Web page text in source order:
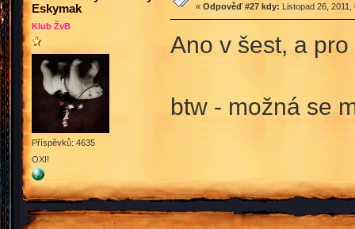
Eskymak
Klub ŽvB
Příspěvků: 4635
OXI!
« Odpověď #27 kdy: Listopad 26,
Ano v šest, a
btw - možná se